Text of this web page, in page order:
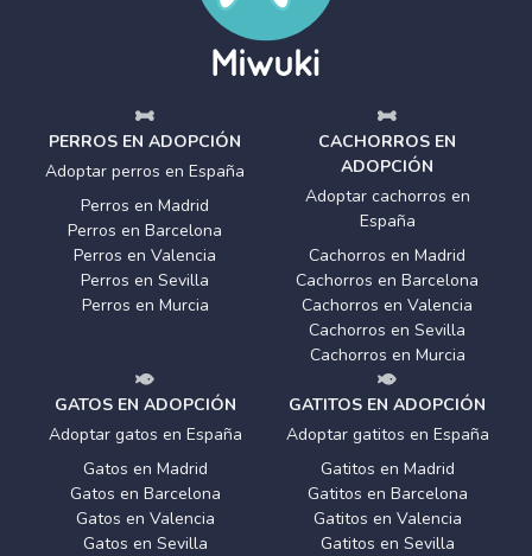
PERROS EN ADOPCIÓN
Adoptar perros en España
Perros en Madrid
Perros en Barcelona
Perros en Valencia
Perros en Sevilla
Perros en Murcia
CACHORROS EN
ADOPCIÓN
Adoptar cachorros en
España
Cachorros en Madrid
Cachorros en Barcelona
Cachorros en Valencia
Cachorros en Sevilla
Cachorros en Murcia
GATOS EN ADOPCIÓN
Adoptar gatos en España
Gatos en Madrid
Gatos en Barcelona
Gatos en Valencia
Gatos en Sevilla
GATITOS EN ADOPCIÓN
Adoptar gatitos en España
Gatitos en Madrid
Gatitos en Barcelona
Gatitos en Valencia
Gatitos en Sevilla